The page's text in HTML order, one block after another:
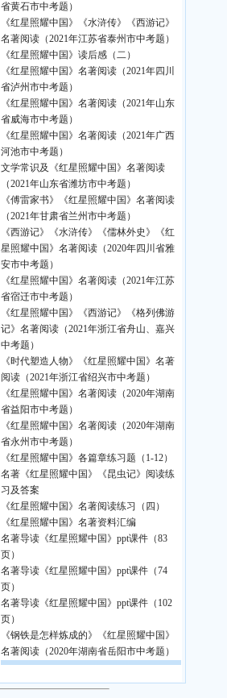
省黄石市中考题）
《红星照耀中国》《水浒传》《西游记》
名著阅读（2021年江苏省泰州市中考题）
《红星照耀中国》读后感（二）
《红星照耀中国》名著阅读（2021年四川
省泸州市中考题）
《红星照耀中国》名著阅读（2021年山东
省威海市中考题）
《红星照耀中国》名著阅读（2021年广西
河池市中考题）
文学常识及《红星照耀中国》名著阅读
（2021年山东省潍坊市中考题）
《傅雷家书》《红星照耀中国》名著阅读
（2021年甘肃省兰州市中考题）
《西游记》《水浒传》《儒林外史》《红
星照耀中国》名著阅读（2020年四川省雅
安市中考题）
《红星照耀中国》名著阅读（2021年江苏
省宿迁市中考题）
《红星照耀中国》《西游记》《格列佛游
记》名著阅读（2021年浙江省舟山、嘉兴
中考题）
《时代塑造人物》《红星照耀中国》名著
阅读（2021年浙江省绍兴市中考题）
《红星照耀中国》名著阅读（2020年湖南
省益阳市中考题）
《红星照耀中国》名著阅读（2020年湖南
省永州市中考题）
《红星照耀中国》各篇章练习题（1-12）
名著《红星照耀中国》《昆虫记》阅读练
习及答案
《红星照耀中国》名著阅读练习（四）
《红星照耀中国》名著资料汇编
名著导读《红星照耀中国》ppt课件（83
页）
名著导读《红星照耀中国》ppt课件（74
页）
名著导读《红星照耀中国》ppt课件（102
页）
《钢铁是怎样炼成的》《红星照耀中国》
名著阅读（2020年湖南省岳阳市中考题）